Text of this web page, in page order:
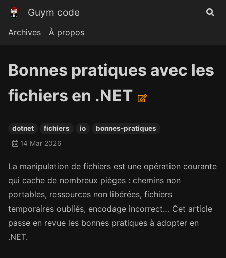
Guym code
Archives À propos
Bonnes pratiques avec les
fichiers en .NET
dotnet fichiers io
bonnes-pratiques
14 Mar 2026
La manipulation de fichiers est une opération courante
qui cache de nombreux pièges : chemins non
portables, ressources non libérées, fichiers
temporaires oubliés, encodage incorrect… Cet article
passe en revue les bonnes pratiques à adopter en
.NET.